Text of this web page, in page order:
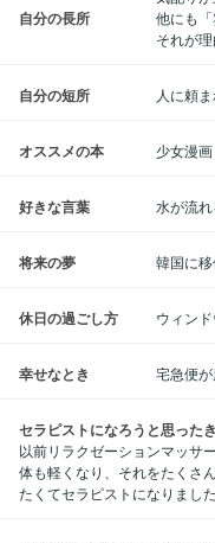
自分の長所
他にも
それが
自分の短所 人に頼
オススメの本 少女漫画
好きな言葉 水が流
将来の夢 韓国に
休日の過ごし方 ウィン
幸せなとき 宅急便
セラピストになろうと思った
以前リラクゼーションマッサ
体も軽くなり、それをたくさ
たくてセラピストになりました